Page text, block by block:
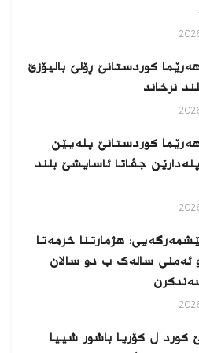
کوردستانێ ڕۆلێ بالیۆزێ
نرخاند
کوردستانێ پلەیێن
جڤاتا ئاسایشێ بلند
هژمارتنا خزمەتا
ئەمنی سالەک ب دو سالان
کورد ل کۆریا باشور شییا